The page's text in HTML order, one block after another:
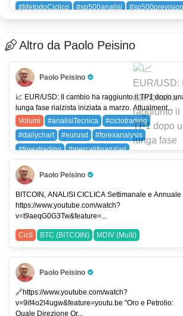
#MetodoCiclico
#sp500analisi
SPX (SP 500)
Altro da Paolo Peisino
Paolo Peisino
Pro Trader
📈 EUR/USD: Il cambio ha raggiunto il TP1 dopo
lunga fase rialzista iniziata a marzo. Attualment...
Volumi
#analisiTecnica
#ciclotrading
#dailychart
#eurusd
#forexanalysis
#forextrading
#mercatifinanziari
#traderlife
#tradingitalia
#tradingview
#usdjpy
EURUSD (EUR/USD)
USDJPY (USDJPY)
Paolo Peisino
Pro Trader
BITCOIN, ANALISI CICLICA Settimanale e Annuale
https://www.youtube.com/watch?
v=t9aeqG0G3Tw&feature=...
Cicli BTC (BITCOIN) MDIV (Multi)
Paolo Peisino
Pro Trader
🔗https://www.youtube.com/watch?
v=9if4o2l4ugw&feature=youtu.be "Oro e Petrolio:
Quale Direzione Or...